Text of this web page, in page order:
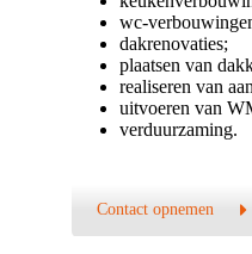
wc-
dakrenovaties;
plaatsen van
realiseren van
uitvoeren van
verduurzaming.
Contact opnemen